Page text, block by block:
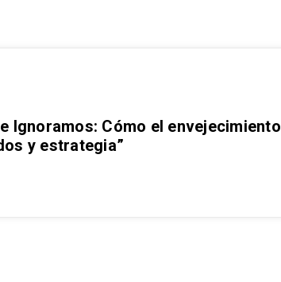
Ignoramos: Cómo el envejecimiento
y estrategia”